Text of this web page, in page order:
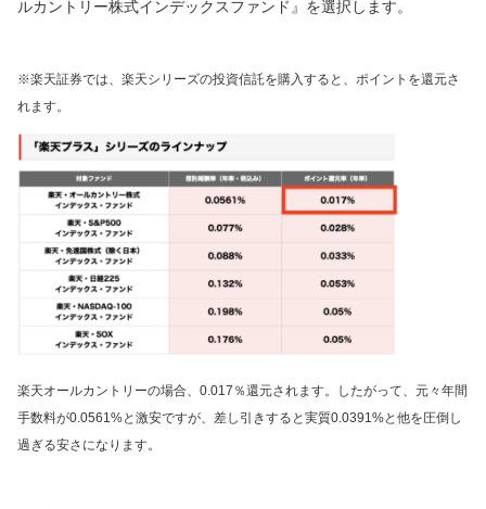
ルカントリー株式インデックスファンド』を選択します。
※楽天証券では、楽天シリーズの投資信託を購入すると、ポイントを還元さ
れます。
楽天オールカントリーの場合、0.017％還元されます。したがって、元々年間
手数料が0.0561%と激安ですが、差し引きすると実質0.0391%と他を圧倒し
過ぎる安さになります。